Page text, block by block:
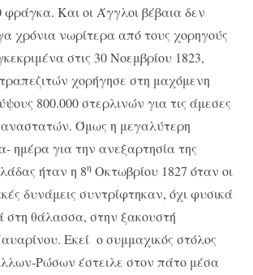
φράγκα. Και οι Άγγλοι βέβαια δεν
χρόνια νωρίτερα από τους χορηγούς
στις 30 Νοεμβρίου 1823,
χορήγησε στη μαχόμενη
800.000 στερλινών για τις άμεσες
Όμως η μεγαλύτερη
ημέρα για την ανεξαρτησία της
ήταν η 8η Οκτωβρίου 1827 όταν οι
δυνάμεις συντρίφτηκαν, όχι φυσικά
στη θάλασσα, στην ξακουστή
Εκεί ο συμμαχικός στόλος
Ρώσων έστειλε στον πάτο μέσα